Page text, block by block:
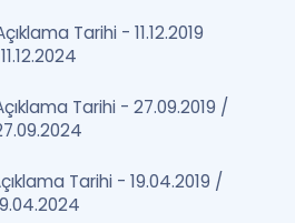
Tarihi - 11.12.2019
Tarihi - 27.09.2019 /
Tarihi - 19.04.2019 /